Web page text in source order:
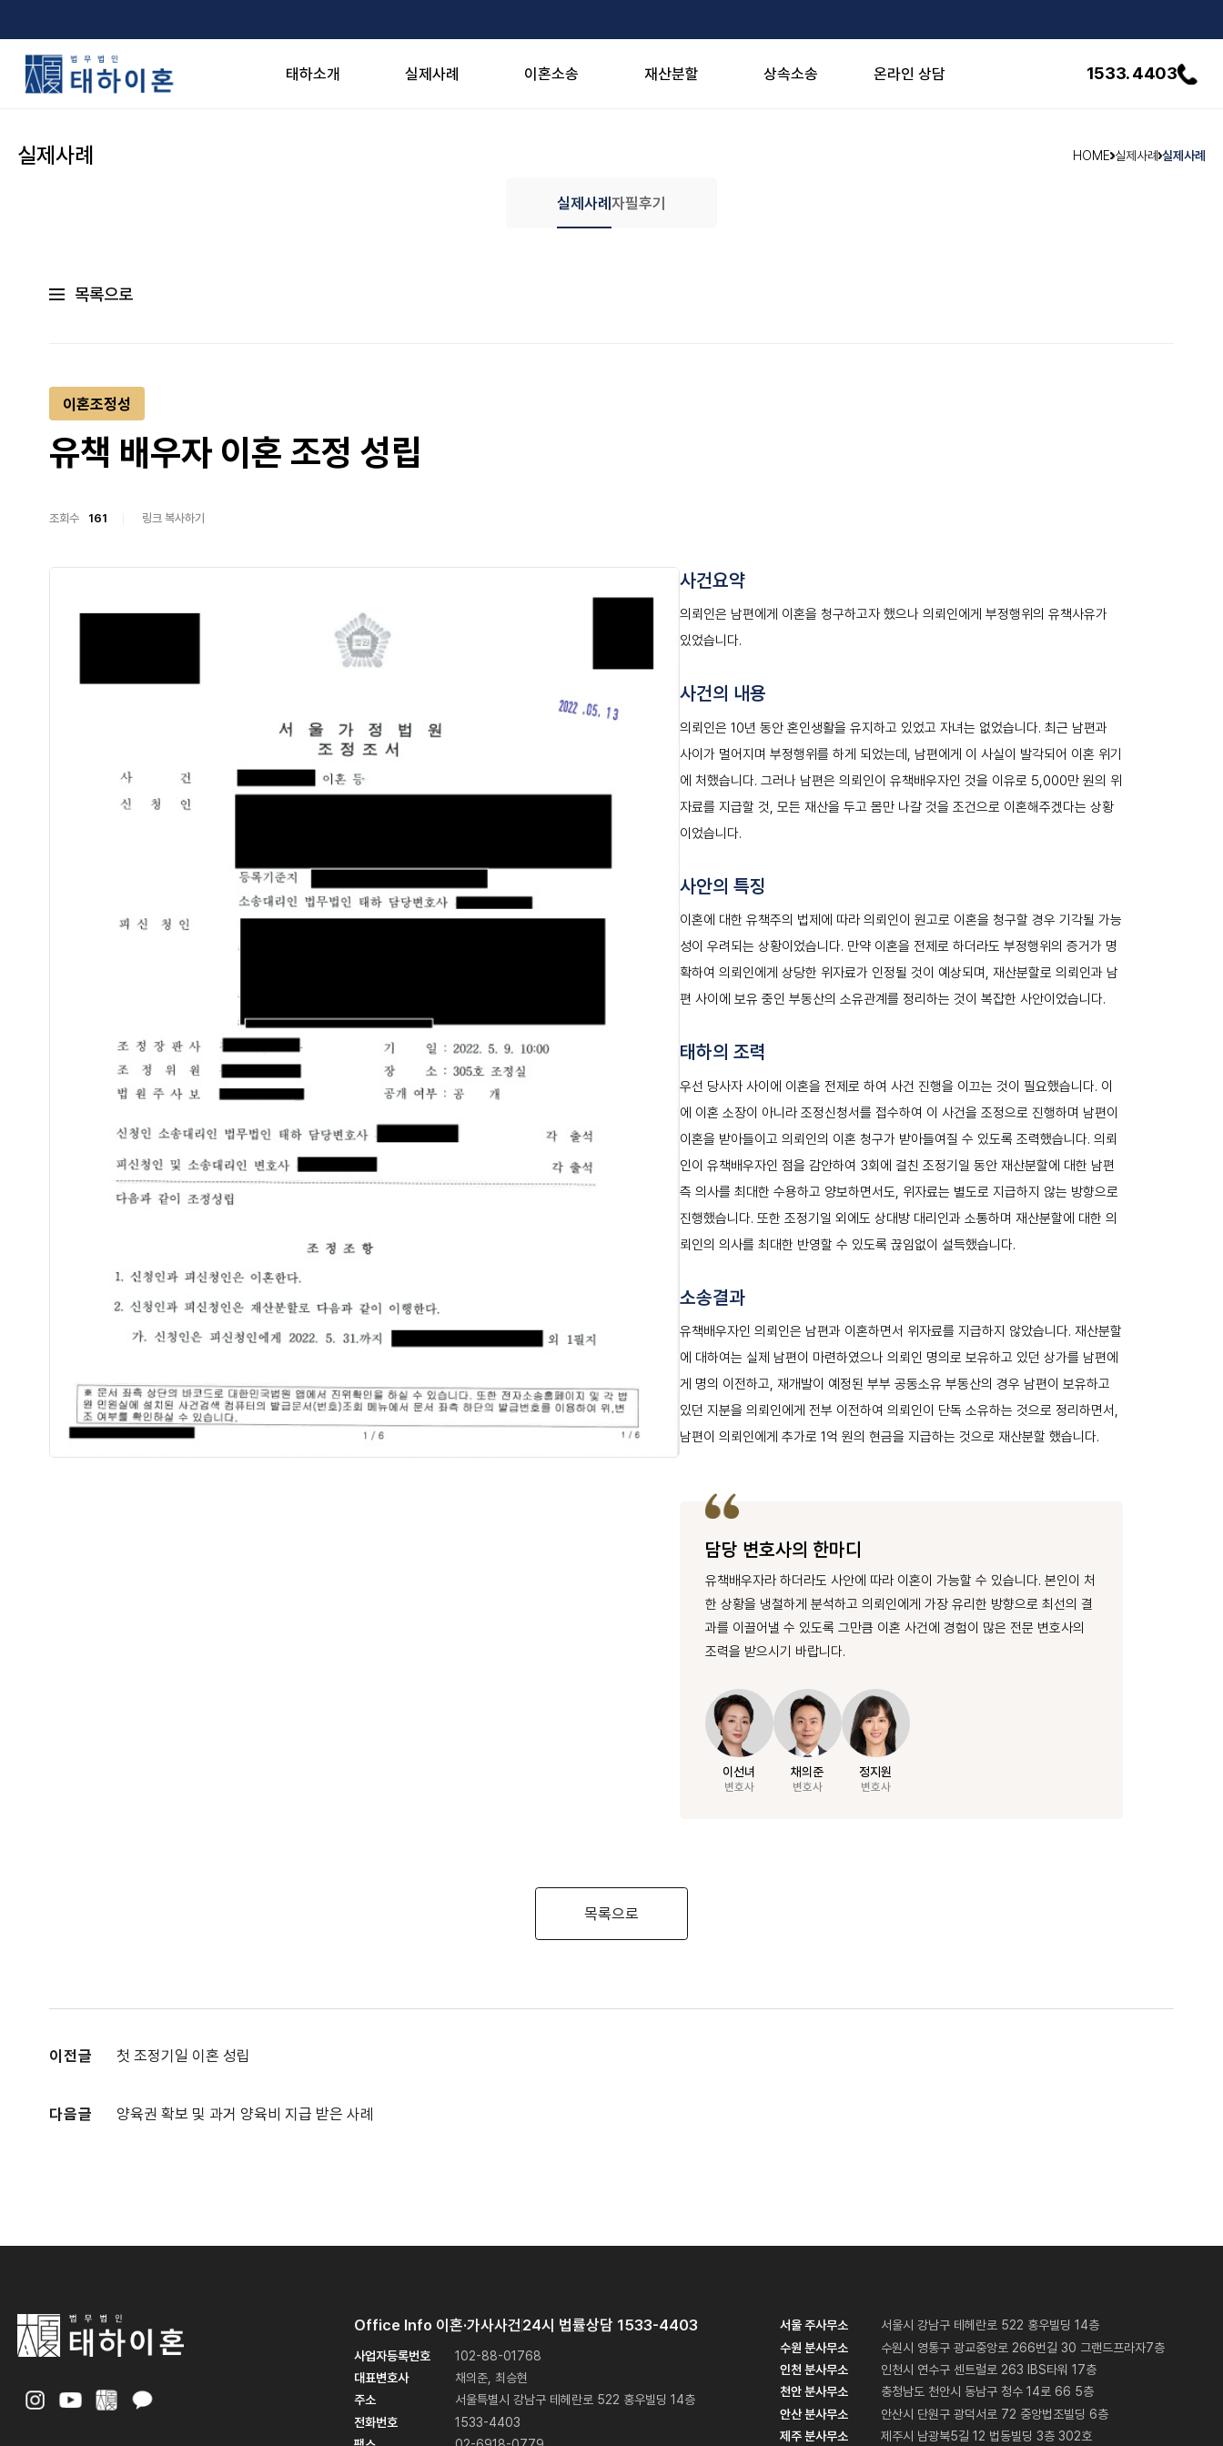
태하소개 실제사례 이혼소송 재산분할 상속소송 온라인 상담 1533. 4403
실제사례 HOME 실제사례 실제사례
실제사례자필후기
목록으로
이혼조정성
유책 배우자 이혼 조정 성립
조회수 161 링크 복사하기
사건요약
의뢰인은 남편에게 이혼을 청구하고자 했으나 의뢰인에게 부정행위의 유책사유가
있었습니다.
사건의 내용
의뢰인은 10년 동안 혼인생활을 유지하고 있었고 자녀는 없었습니다. 최근 남편과
사이가 멀어지며 부정행위를 하게 되었는데, 남편에게 이 사실이 발각되어 이혼 위기
에 처했습니다. 그러나 남편은 의뢰인이 유책배우자인 것을 이유로 5,000만 원의 위
자료를 지급할 것, 모든 재산을 두고 몸만 나갈 것을 조건으로 이혼해주겠다는 상황
이었습니다.
사안의 특징
이혼에 대한 유책주의 법제에 따라 의뢰인이 원고로 이혼을 청구할 경우 기각될 가능
성이 우려되는 상황이었습니다. 만약 이혼을 전제로 하더라도 부정행위의 증거가 명
확하여 의뢰인에게 상당한 위자료가 인정될 것이 예상되며, 재산분할로 의뢰인과 남
편 사이에 보유 중인 부동산의 소유관계를 정리하는 것이 복잡한 사안이었습니다.
태하의 조력
우선 당사자 사이에 이혼을 전제로 하여 사건 진행을 이끄는 것이 필요했습니다. 이
에 이혼 소장이 아니라 조정신청서를 접수하여 이 사건을 조정으로 진행하며 남편이
이혼을 받아들이고 의뢰인의 이혼 청구가 받아들여질 수 있도록 조력했습니다. 의뢰
인이 유책배우자인 점을 감안하여 3회에 걸친 조정기일 동안 재산분할에 대한 남편
측 의사를 최대한 수용하고 양보하면서도, 위자료는 별도로 지급하지 않는 방향으로
진행했습니다. 또한 조정기일 외에도 상대방 대리인과 소통하며 재산분할에 대한 의
뢰인의 의사를 최대한 반영할 수 있도록 끊임없이 설득했습니다.
소송결과
유책배우자인 의뢰인은 남편과 이혼하면서 위자료를 지급하지 않았습니다. 재산분할
에 대하여는 실제 남편이 마련하였으나 의뢰인 명의로 보유하고 있던 상가를 남편에
게 명의 이전하고, 재개발이 예정된 부부 공동소유 부동산의 경우 남편이 보유하고
있던 지분을 의뢰인에게 전부 이전하여 의뢰인이 단독 소유하는 것으로 정리하면서,
남편이 의뢰인에게 추가로 1억 원의 현금을 지급하는 것으로 재산분할 했습니다.
담당 변호사의 한마디
유책배우자라 하더라도 사안에 따라 이혼이 가능할 수 있습니다. 본인이 처
한 상황을 냉철하게 분석하고 의뢰인에게 가장 유리한 방향으로 최선의 결
과를 이끌어낼 수 있도록 그만큼 이혼 사건에 경험이 많은 전문 변호사의
조력을 받으시기 바랍니다.
이선녀
변호사
채의준
변호사
정지원
변호사
목록으로
이전글 첫 조정기일 이혼 성립
다음글 양육권 확보 및 과거 양육비 지급 받은 사례
Office Info 이혼·가사사건 24시 법률상담 1533-4403
사업자등록번호
102-88-01768
대표변호사
채의준, 최승현
주소
서울특별시 강남구 테헤란로 522 홍우빌딩 14층
전화번호
1533-4403
서울 주사무소
서울시 강남구 테헤란로 522 홍우빌딩 14층
수원 분사무소
수원시 영통구 광교중앙로 266번길 30 그랜드프라자7층
인천 분사무소
인천시 연수구 센트럴로 263 IBS타워 17층
천안 분사무소
충청남도 천안시 동남구 청수 14로 66 5층
안산 분사무소
안산시 단원구 광덕서로 72 중앙법조빌딩 6층
제주 분사무소
제주시 남광북5길 12 법동빌딩 3층 302호